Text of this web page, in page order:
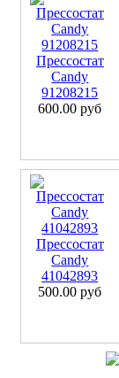
Прессостат
Candy
91208215
600.00 руб
Прессостат
Candy
41042893
500.00 руб